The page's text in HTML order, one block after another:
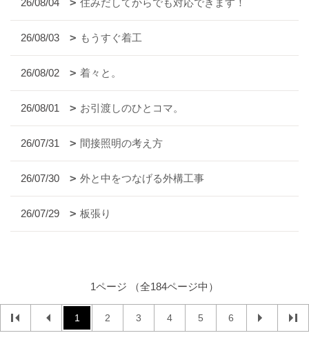
26/08/04 住みだしてからでも対応できます！
26/08/03 もうすぐ着工
26/08/02 着々と。
26/08/01 お引渡しのひとコマ。
26/07/31 間接照明の考え方
26/07/30 外と中をつなげる外構工事
26/07/29 板張り
1ページ （全184ページ中）
1 2 3 4 5 6